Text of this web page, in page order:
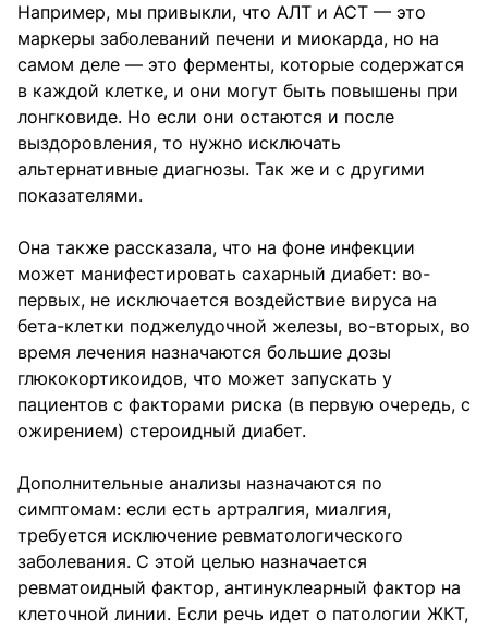
Например, мы привыкли, что АЛТ и АСТ — это
маркеры заболеваний печени и миокарда, но на
самом деле — это ферменты, которые содержатся
в каждой клетке, и они могут быть повышены при
лонгковиде. Но если они остаются и после
выздоровления, то нужно исключать
альтернативные диагнозы. Так же и с другими
показателями.
Она также рассказала, что на фоне инфекции
может манифестировать сахарный диабет: во-
первых, не исключается воздействие вируса на
бета-клетки поджелудочной железы, во-вторых, во
время лечения назначаются большие дозы
глюкокортикоидов, что может запускать у
пациентов с факторами риска (в первую очередь, с
ожирением) стероидный диабет.
Дополнительные анализы назначаются по
симптомам: если есть артралгия, миалгия,
требуется исключение ревматологического
заболевания. С этой целью назначается
ревматоидный фактор, антинуклеарный фактор на
клеточной линии. Если речь идет о патологии ЖКТ,